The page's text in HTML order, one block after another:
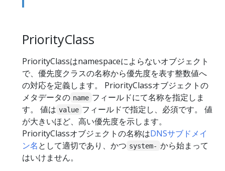
PriorityClass
PriorityClassはnamespaceによらないオブジェクト
で、優先度クラスの名称から優先度を表す整数値へ
の対応を定義します。 PriorityClassオブジェクトの
メタデータの name フィールドにて名称を指定しま
す。 値は value フィールドで指定し、必須です。 値
が大きいほど、高い優先度を示します。
PriorityClassオブジェクトの名称はDNSサブドメイ
ン名として適切であり、かつ system- から始まって
はいけません。